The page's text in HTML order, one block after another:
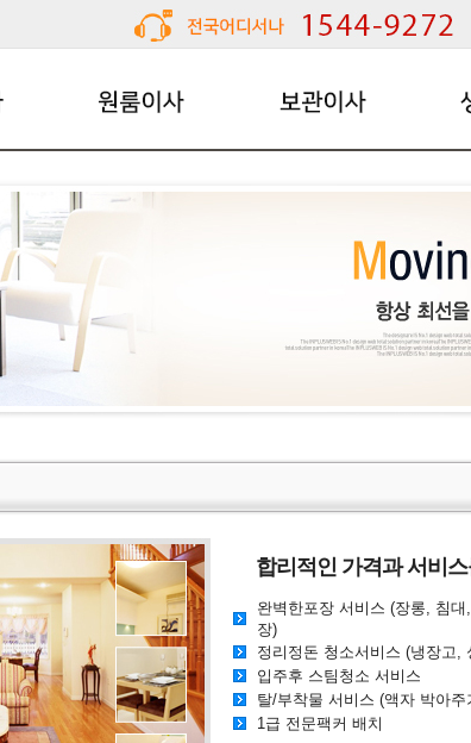
용달이사
합리적인 가격과 서비
완벽한포장 서비스 (장롱, 침
장)
정리정돈 청소서비스 (냉장고,
입주후 스팀청소 서비스
탈/부착물 서비스 (액자 박아
1급 전문팩커 배치